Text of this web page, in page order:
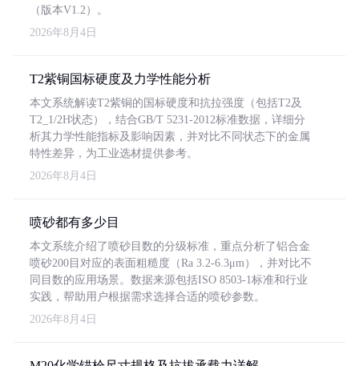
（版本V1.2）。
2026年8月4日
T2紫铜国标硬度及力学性能分析
本文系统解读T2紫铜的国标硬度和抗拉强度（包括T2及
T2_1/2H状态），结合GB/T 5231-2012标准数据，详细分
析其力学性能指标及影响因素，并对比不同状态下的金属
特性差异，为工业选材提供参考。
2026年8月4日
喷砂都有多少目
本文系统介绍了喷砂目数的分级标准，重点分析了铝合金
喷砂200目对应的表面粗糙度（Ra 3.2-6.3μm），并对比不
同目数的应用场景。数据来源包括ISO 8503-1标准和行业
实践，帮助用户根据需求选择合适的喷砂参数。
2026年8月4日